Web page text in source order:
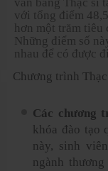
văn bằng Thạc sĩ
với tổng điểm
hơn một trăm
Những điểm số
nhau để có được
Chương trình Thạc
Các chương
khóa đào tạo
này, sinh
ngành